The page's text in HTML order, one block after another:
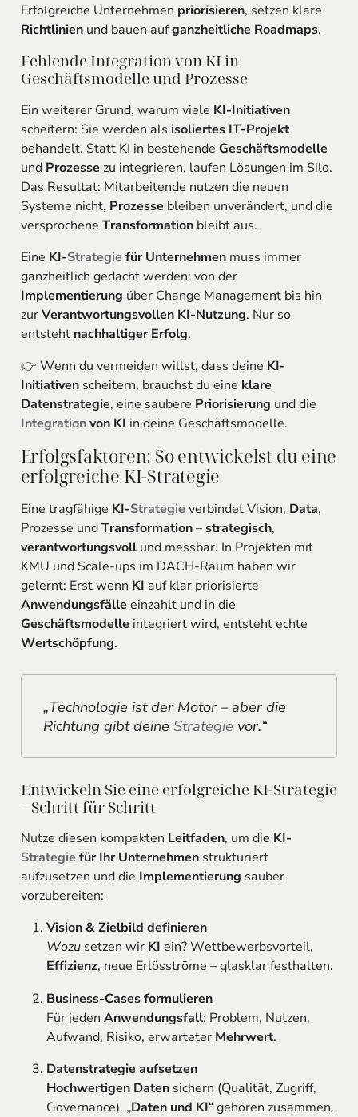
Erfolgreiche Unternehmen priorisieren, setzen klare
Richtlinienund bauen aufganzheitliche Roadmaps.
Fehlende Integration von KI in
Geschäftsmodelle und Prozesse
Ein weiterer Grund, warum viele KI-Initiativen
scheitern: Sie werden als isoliertes IT-Projekt
behandelt. Statt KI in bestehende Geschäftsmodelle
und Prozessezu integrieren, laufen Lösungen im Silo.
Das Resultat: Mitarbeitende nutzen die neuen
Systeme nicht, Prozessebleiben unverändert, und die
versprochene Transformationbleibt aus.
Eine KI-Strategie für Unternehmenmuss immer
ganzheitlich gedacht werden: von der
Implementierung über Change Management bis hin
zurVerantwortungsvollen KI-Nutzung. Nur so
entsteht nachhaltiger Erfolg.
👉 Wenn du vermeiden willst, dass deine KI-
Initiativenscheitern, brauchst du eine klare
Datenstrategie, eine saubere Priorisierung und die
Integrationvon KI in deine Geschäftsmodelle.
Erfolgsfaktoren: So entwickelst du eine
erfolgreiche KI-Strategie
Eine tragfähige KI-Strategie verbindet Vision, Data,
Prozesse undTransformation–strategisch,
verantwortungsvollund messbar. In Projekten mit
KMU und Scale-ups im DACH-Raum haben wir
gelernt: Erst wenn KI auf klar priorisierte
Anwendungsfälleeinzahlt und in die
Geschäftsmodelleintegriert wird, entsteht echte
Wertschöpfung.
„Technologie ist der Motor – aber die
Richtung gibt deineStrategie vor.“
Entwickeln Sie eine erfolgreiche KI-Strategie
– Schritt für Schritt
Nutze diesen kompakten Leitfaden, um die KI-
Strategie für Ihr Unternehmenstrukturiert
aufzusetzen und die Implementierung sauber
vorzubereiten:
Vision & Zielbild definieren
Wozusetzen wir KI ein? Wettbewerbsvorteil,
Effizienz, neue Erlösströme – glasklar festhalten.
Business-Cases formulieren
Für jeden Anwendungsfall: Problem, Nutzen,
Aufwand, Risiko, erwarteter Mehrwert.
Datenstrategie aufsetzen
Hochwertigen Datensichern (Qualität, Zugriff,
Governance). „Daten und KI“ gehören zusammen.